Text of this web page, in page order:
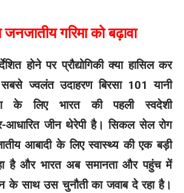
जनजातीय गरिमा को बढ़ावा
होने पर प्रौद्योगिकी क्या हासिल कर
ज्वलंत उदाहरण बिरसा 101 यानी
के लिए भारत की पहली स्वदेशी
जीन थेरेपी है। सिकल सेल रोग
आबादी के लिए स्वास्थ्य की एक बड़ी
है और भारत अब समानता और पहुंच में
के साथ उस चुनौती का जवाब दे रहा है।